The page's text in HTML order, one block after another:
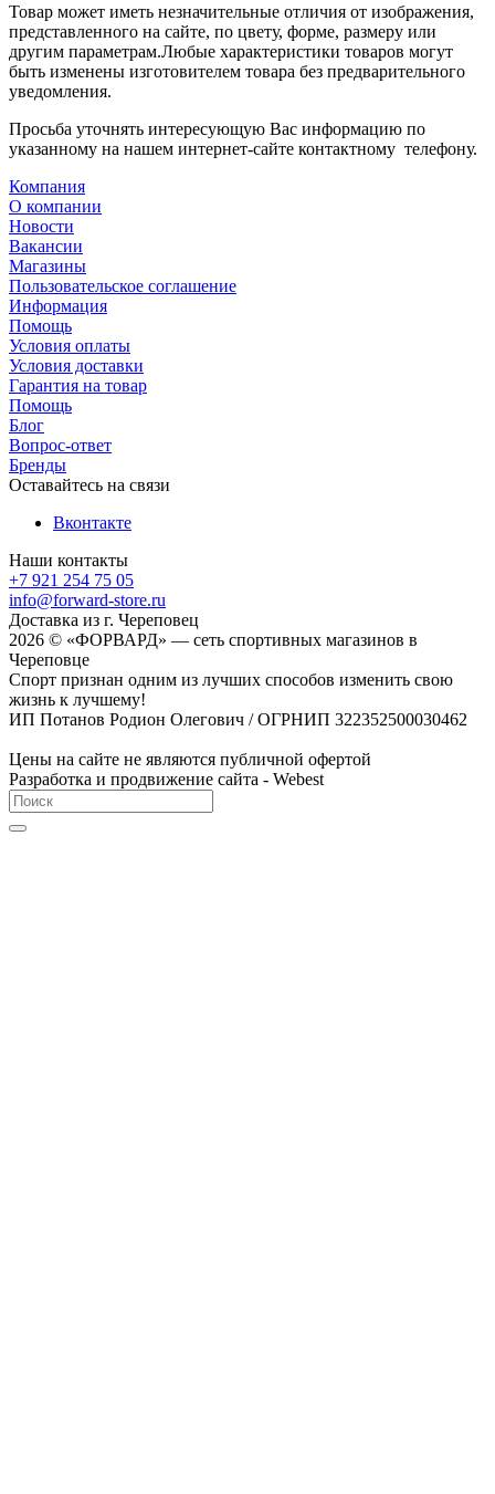
Товар может иметь незначительные отличия от изображения,
представленного на сайте, по цвету, форме, размеру или
другим параметрам.Любые характеристики товаров могут
быть изменены изготовителем товара без предварительного
уведомления.
Просьба уточнять интересующую Вас информацию по
указанному на нашем интернет-сайте контактному телефону.
Компания
О компании
Новости
Вакансии
Магазины
Пользовательское соглашение
Информация
Помощь
Условия оплаты
Условия доставки
Гарантия на товар
Помощь
Блог
Вопрос-ответ
Бренды
Оставайтесь на связи
Вконтакте
Наши контакты
+7 921 254 75 05
info@forward-store.ru
Доставка из г. Череповец
2026 © «ФОРВАРД» — сеть спортивных магазинов в
Череповце
Спорт признан одним из лучших способов изменить свою
жизнь к лучшему!
ИП Потанов Родион Олегович / ОГРНИП 322352500030462
Цены на сайте не являются публичной офертой
Разработка и продвижение сайта - Webest